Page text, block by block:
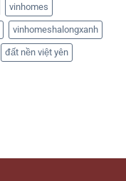
vinhomes
vinhomeshalongxanh
đất nền việt yên